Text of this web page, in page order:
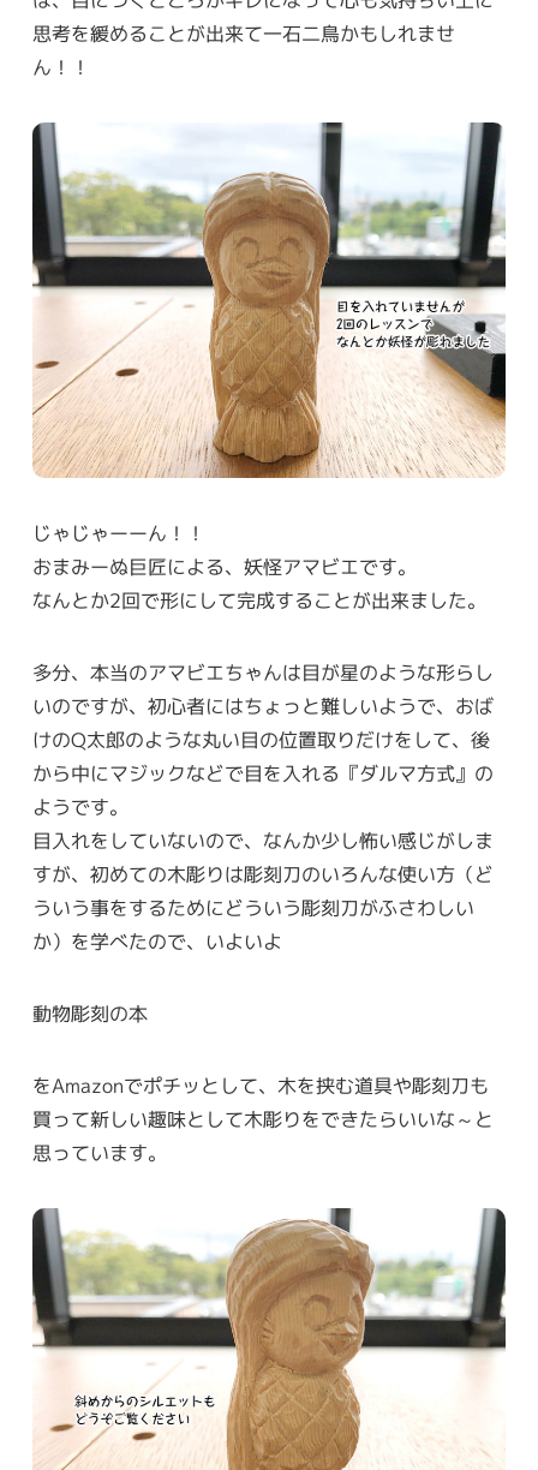
思考を緩めることが出来て一石二鳥かもしれませ
ん！！
じゃじゃーーん！！
おまみーぬ巨匠による、妖怪アマビエです。
なんとか2回で形にして完成することが出来ました。
多分、本当のアマビエちゃんは目が星のような形らし
いのですが、初心者にはちょっと難しいようで、おば
けのQ太郎のような丸い目の位置取りだけをして、後
から中にマジックなどで目を入れる『ダルマ方式』の
ようです。
目入れをしていないので、なんか少し怖い感じがしま
すが、初めての木彫りは彫刻刀のいろんな使い方（ど
ういう事をするためにどういう彫刻刀がふさわしい
か）を学べたので、いよいよ
動物彫刻の本
をAmazonでポチッとして、木を挟む道具や彫刻刀も
買って新しい趣味として木彫りをできたらいいな～と
思っています。